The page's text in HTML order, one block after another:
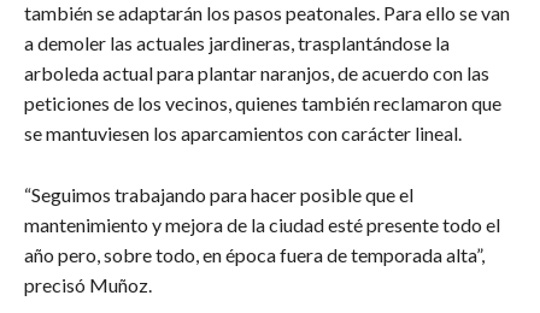
también se adaptarán los pasos peatonales. Para ello se van
a demoler las actuales jardineras, trasplantándose la
arboleda actual para plantar naranjos, de acuerdo con las
peticiones de los vecinos, quienes también reclamaron que
se mantuviesen los aparcamientos con carácter lineal.
“Seguimos trabajando para hacer posible que el
mantenimiento y mejora de la ciudad esté presente todo el
año pero, sobre todo, en época fuera de temporada alta”,
precisó Muñoz.